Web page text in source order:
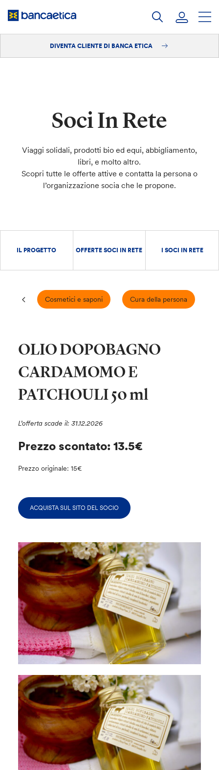
DIVENTA CLIENTE DI BANCA ETICA
Soci In Rete
Viaggi solidali, prodotti bio ed equi, abbigliamento,
libri, e molto altro.
Scopri tutte le offerte attive e contatta la persona o
l’organizzazione socia che le propone.
IL PROGETTO OFFERTE SOCI IN RETE I SOCI IN RETE
Cosmetici e saponi Cura della persona
OLIO DOPOBAGNO
CARDAMOMO E
PATCHOULI 50 ml
L’offerta scade il: 31.12.2026
Prezzo scontato: 13.5€
Prezzo originale: 15€
ACQUISTA SUL SITO DEL SOCIO